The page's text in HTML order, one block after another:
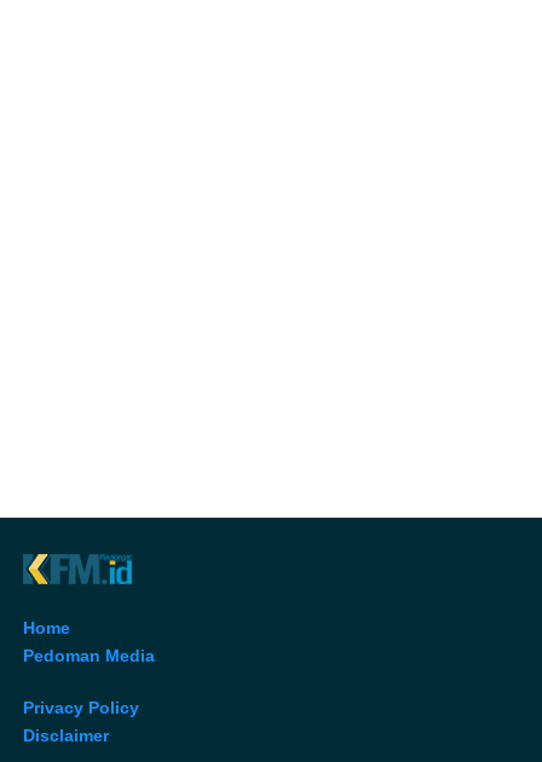
Home
Pedoman Media
Privacy Policy
Disclaimer